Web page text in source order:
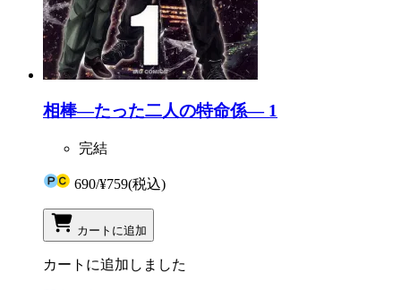
相棒―たった二人の特命係― 1
完結
690/¥759(税込)
カートに追加
カートに追加しました